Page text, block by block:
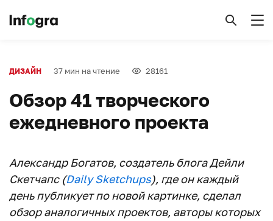
ДИЗАЙН 37 мин на чтение 28161
Обзор 41 творческого
ежедневного проекта
Александр Богатов, создатель блога Дейли
Скетчапс (Daily Sketchups), где он каждый
день публикует по новой картинке, сделал
обзор аналогичных проектов, авторы которых